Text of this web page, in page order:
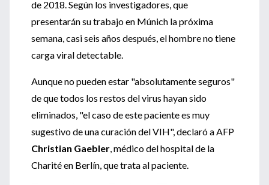
de 2018. Según los investigadores, que
presentarán su trabajo en Múnich la próxima
semana, casi seis años después, el hombre no tiene
carga viral detectable.
Aunque no pueden estar "absolutamente seguros"
de que todos los restos del virus hayan sido
eliminados, "el caso de este paciente es muy
sugestivo de una curación del VIH", declaró a AFP
Christian Gaebler, médico del hospital de la
Charité en Berlín, que trata al paciente.